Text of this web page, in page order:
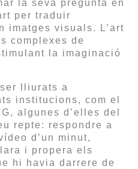
la seva pregunta en
per traduir
imatges visuals. L’art
complexes de
la imaginació
lliurats a
institucions, com el
algunes d’elles del
repte: respondre a
d’un minut,
i propera els
hi havia darrere de